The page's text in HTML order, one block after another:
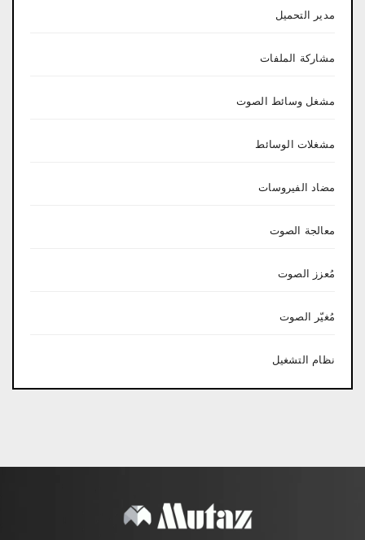
مدير التحميل
مشاركة الملفات
مشغل وسائط الصوت
مشغلات الوسائط
مضاد الفيروسات
معالجة الصوت
مُعزز الصوت
مُغيّر الصوت
نظام التشغيل